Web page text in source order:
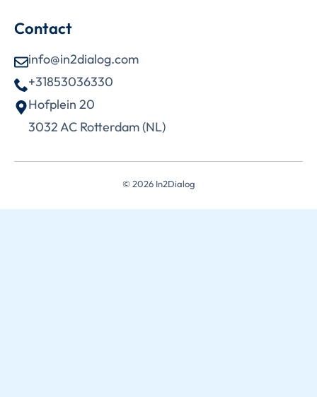
Contact
info@in2dialog.com
+31853036330
Hofplein 20
3032 AC Rotterdam (NL)
© 2026 In2Dialog